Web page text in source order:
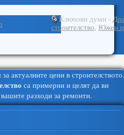
Ключови думи -
строителство, Южен
актуалните цени в строителството.
са примерни и целят да ви
разходи за ремонти.